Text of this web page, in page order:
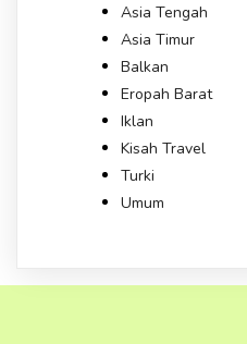
Asia Tengah
Asia Timur
Balkan
Eropah Barat
Iklan
Kisah Travel
Turki
Umum